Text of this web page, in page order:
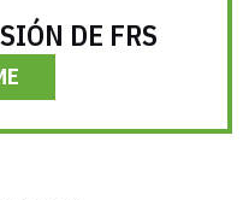
DE FRS